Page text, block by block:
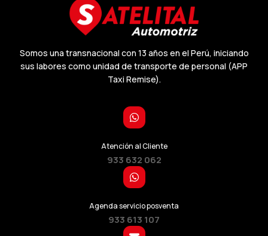
Somos una transnacional con 13 años en el Perú, iniciando
sus labores como unidad de transporte de personal (APP
Taxi Remise).
Atención al Cliente
933 632 062
Agenda servicio posventa
933 613 107